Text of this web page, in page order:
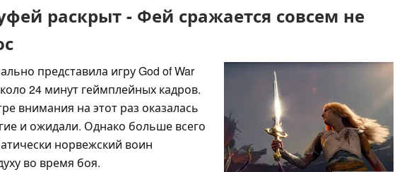
раскрыт - Фей сражается совсем не
представила игру God of War
24 минут геймплейных кадров.
внимания на этот раз оказалась
и ожидали. Однако больше всего
норвежский воин
во время боя.